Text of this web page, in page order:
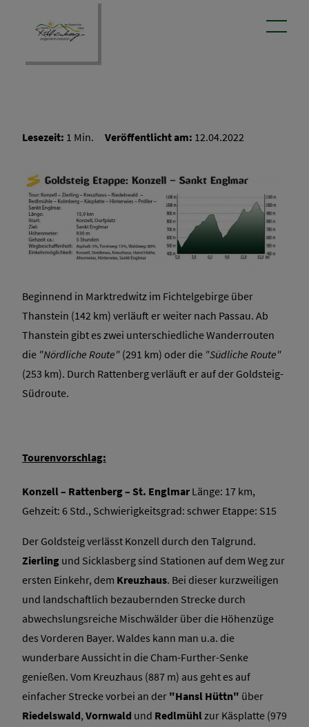
Lesezeit: 1 Min. Veröffentlicht am: 12.04.2022
Beginnend in Marktredwitz im Fichtelgebirge über
Thanstein (142 km) verläuft er weiter nach Passau. Ab
Thanstein gibt es zwei unterschiedliche Wanderrouten
die "Nördliche Route" (291 km) oder die "Südliche Route"
(253 km). Durch Rattenberg verläuft er auf der Goldsteig-
Südroute.
Tourenvorschlag:
Konzell – Rattenberg – St. EnglmarLänge: 17 km,
Gehzeit: 6 Std., Schwierigkeitsgrad: schwer Etappe: S15
Der Goldsteig verlässt Konzell durch den Talgrund.
Zierling und Sicklasberg sind Stationen auf dem Weg zur
ersten Einkehr, dem Kreuzhaus. Bei dieser kurzweiligen
und landschaftlich bezaubernden Strecke durch
abwechslungsreiche Mischwälder über die Höhenzüge
des Vorderen Bayer. Waldes kann man u.a. die
wunderbare Aussicht in die Cham-Further-Senke
genießen. Vom Kreuzhaus (887 m) aus geht es auf
einfacher Strecke vorbei an der "Hansl Hüttn" über
Riedelswald, Vornwald und Redlmühlzur Käsplatte (979